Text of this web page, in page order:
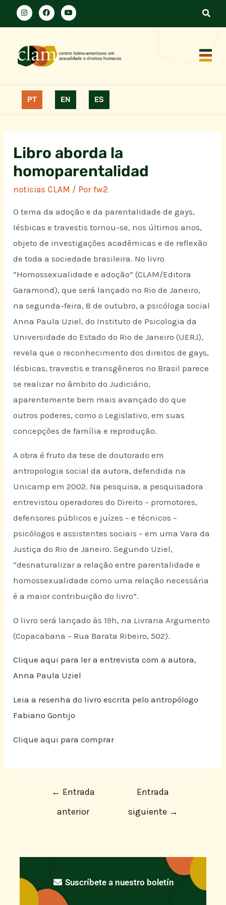
PT EN ES
Libro aborda la
homoparentalidad
noticias CLAM / Porfw2
O tema da adoção e da parentalidade de gays,
lésbicas e travestis tornou-se, nos últimos anos,
objeto de investigações acadêmicas e de reflexão
de toda a sociedade brasileira. No livro
“Homossexualidade e adoção” (CLAM/Editora
Garamond), que será lançado no Rio de Janeiro,
na segunda-feira, 8 de outubro, a psicóloga social
Anna Paula Uziel, do Instituto de Psicologia da
Universidade do Estado do Rio de Janeiro (UERJ),
revela que o reconhecimento dos direitos de gays,
lésbicas, travestis e transgêneros no Brasil parece
se realizar no âmbito do Judiciário,
aparentemente bem mais avançado do que
outros poderes, como o Legislativo, em suas
concepções de família e reprodução.
A obra é fruto da tese de doutorado em
antropologia social da autora, defendida na
Unicamp em 2002. Na pesquisa, a pesquisadora
entrevistou operadores do Direito – promotores,
defensores públicos e juízes – e técnicos –
psicólogos e assistentes sociais – em uma Vara da
Justiça do Rio de Janeiro. Segundo Uziel,
“desnaturalizar a relação entre parentalidade e
homossexualidade como uma relação necessária
é a maior contribuição do livro”.
O livro será lançado às 19h, na Livraria Argumento
(Copacabana – Rua Barata Ribeiro, 502).
Clique aqui para ler a entrevista com a autora,
Anna Paula Uziel
Leia a resenha do livro escrita pelo antropólogo
Fabiano Gontijo
Clique aqui para comprar
← Entrada
anterior
Entrada
siguiente →
Suscríbete a nuestro boletín